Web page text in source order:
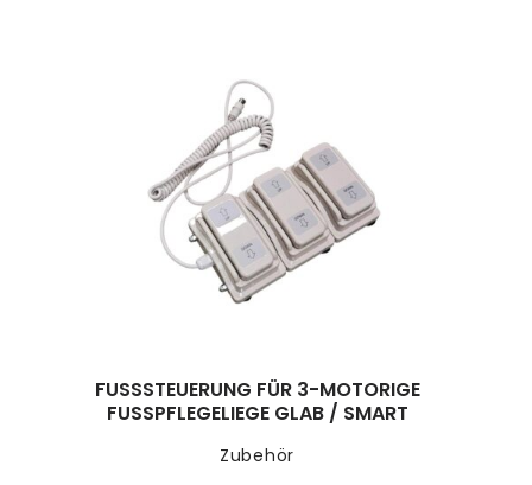
Zubehör
FUSSSTEUERUNG FÜR 3-MOTORIGE F
USSPFLEGELIEGE GLAB / SMART